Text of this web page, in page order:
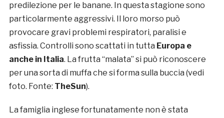
predilezione per le banane. In questa stagione sono
particolarmente aggressivi. Il loro morso può
provocare gravi problemi respiratori, paralisi e
asfissia. Controlli sono scattati in tutta Europa e
anche in Italia. La frutta “malata” si può riconoscere
per una sorta di muffa che si forma sulla buccia (vedi
foto. Fonte: TheSun).
La famiglia inglese fortunatamente non è stata